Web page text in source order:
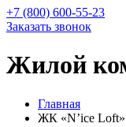
+7 (800) 600-55-23
Заказать звонок
Жилой
Главная
ЖК «N’ice Loft»